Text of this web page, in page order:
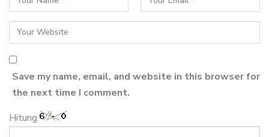
Save my name, email, and website in this browser for
the next time I comment.
Hitung